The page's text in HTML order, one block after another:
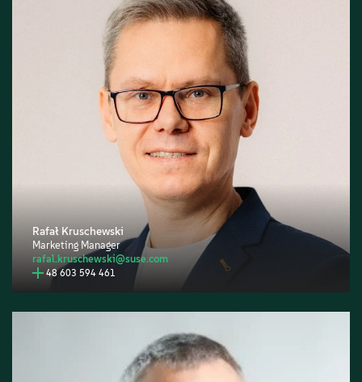
Rafał Kruschewski
Marketing Manager
rafal.kruschewski@suse.com
48 603 594 461